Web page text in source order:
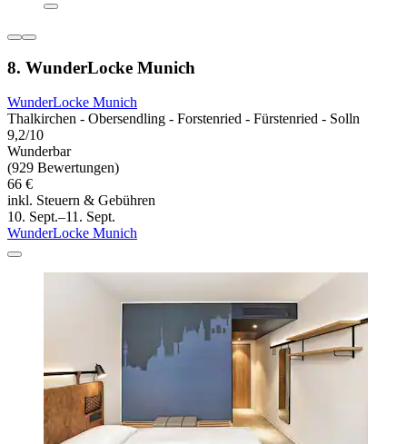
8. WunderLocke Munich
WunderLocke Munich
Thalkirchen - Obersendling - Forstenried - Fürstenried - Solln
9,2/10
Wunderbar
(929 Bewertungen)
66 €
inkl. Steuern & Gebühren
10. Sept.–11. Sept.
WunderLocke Munich